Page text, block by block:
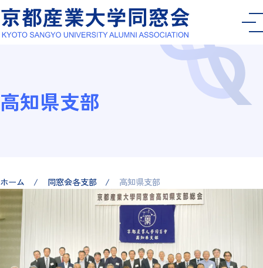
高知県支部
ホーム 同窓会各支部 高知県支部